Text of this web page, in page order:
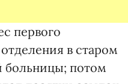
первого
в старом
больницы; потом